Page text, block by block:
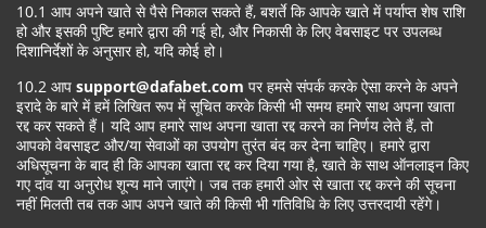
10.1 आप अपने खाते से पैसे निकाल सकते हैं, बशर्ते कि आपके खाते में पर्याप्त शेष राशि
हो और इसकी पुष्टि हमारे द्वारा की गई हो, और निकासी के लिए वेबसाइट पर उपलब्ध
दिशानिर्देशों के अनुसार हो, यदि कोई हो।
10.2 आप support@dafabet.com पर हमसे संपर्क करके ऐसा करने के अपने
इरादे के बारे में हमें लिखित रूप में सूचित करके किसी भी समय हमारे साथ अपना खाता
रद्द कर सकते हैं। यदि आप हमारे साथ अपना खाता रद्द करने का निर्णय लेते हैं, तो
आपको वेबसाइट और/या सेवाओं का उपयोग तुरंत बंद कर देना चाहिए। हमारे द्वारा
अधिसूचना के बाद ही कि आपका खाता रद्द कर दिया गया है, खाते के साथ ऑनलाइन किए
गए दांव या अनुरोध शून्य माने जाएंगे। जब तक हमारी ओर से खाता रद्द करने की सूचना
नहीं मिलती तब तक आप अपने खाते की किसी भी गतिविधि के लिए उत्तरदायी रहेंगे।